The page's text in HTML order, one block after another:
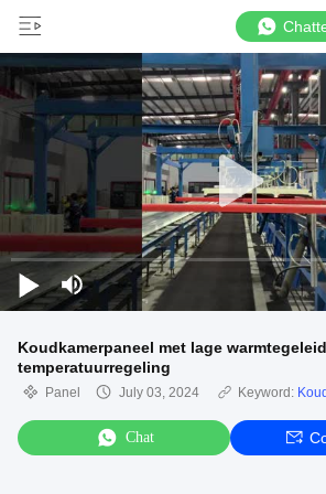
Koudkamerpaneel met lage
temperatuurregeling
Panel July 03, 2024 Keyword:
Chat